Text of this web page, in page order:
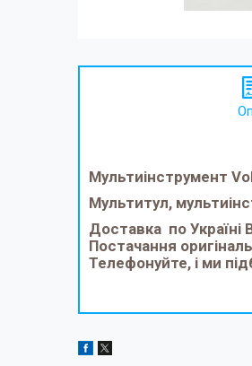
Мультиінструмент
Мультитул,
Доставка по Україні
Постачання
Телефонуйте, і ми